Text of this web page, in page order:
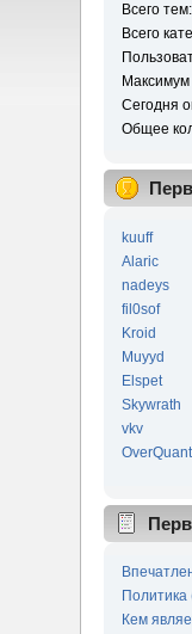
Всего тем:
Всего
Сегодня
Общее
kuuff
Alaric
nadeys
fil0sof
Kroid
Muyyd
Elspet
Skywrath
vkv
Политика
Кем